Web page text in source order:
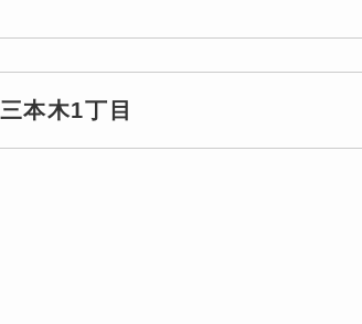
本木1丁目